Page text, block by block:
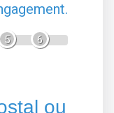
5 6
ou